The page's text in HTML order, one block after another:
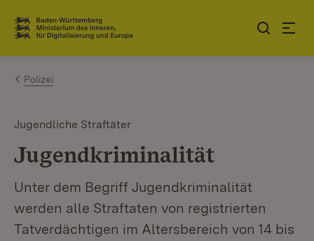
Zum Inhalt springen
Link zur Startseite
Polizei
Jugendliche Straftäter
Jugendkriminalität
Unter dem Begriff Jugendkriminalität
werden alle Straftaten von registrierten
Tatverdächtigen im Altersbereich von 14 bis